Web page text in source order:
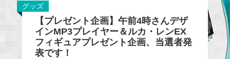
グッズ
【プレゼント企画】午前4時さんデザ
インMP3プレイヤー＆ルカ・レンEX
フィギュアプレゼント企画、当選者発
表です！